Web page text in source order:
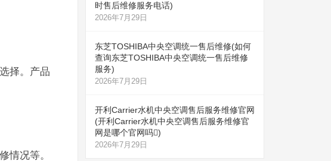
择。产品
情况等。
时售后维修服务电话)
2026年7月29日
东芝TOSHIBA中央空调统一售后维修(如何
查询东芝TOSHIBA中央空调统一售后维修
服务)
2026年7月29日
开利Carrier水机中央空调售后服务维修官网
(开利Carrier水机中央空调售后服务维修官
网是哪个官网吗)
2026年7月29日